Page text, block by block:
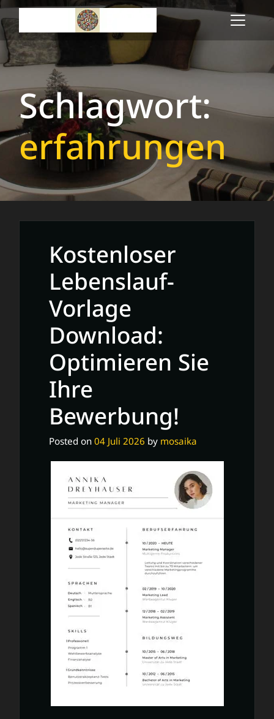
Skip
to
content
Schlagwort:
erfahrungen
Kostenloser
Lebenslauf-
Vorlage
Download:
Optimieren Sie
Ihre
Bewerbung!
Posted on 04 Juli 2026 by mosaika